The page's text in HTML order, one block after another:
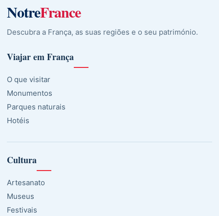
NotreFrance
Descubra a França, as suas regiões e o seu património.
Viajar em França
O que visitar
Monumentos
Parques naturais
Hotéis
Cultura
Artesanato
Museus
Festivais